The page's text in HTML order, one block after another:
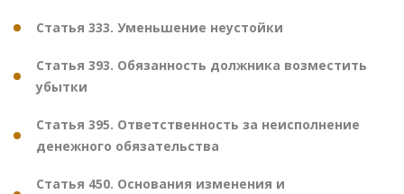
Статья 333. Уменьшение неустойки
Статья 393. Обязанность должника возместить
убытки
Статья 395. Ответственность за неисполнение
денежного обязательства
Статья 450. Основания изменения и